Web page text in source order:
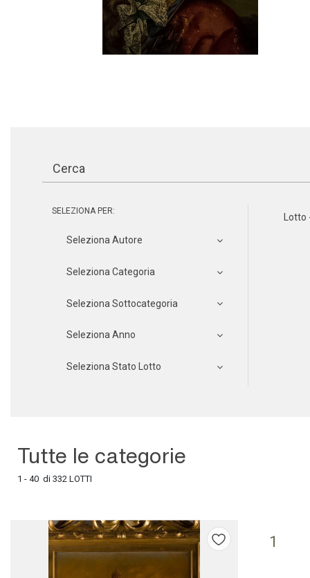
SELEZIONA PER:
Seleziona Autore
Seleziona Categoria
Seleziona Sottocategoria
Seleziona Anno
Seleziona Stato Lotto
Tutte le categorie
1 - 40 di 332 LOTTI
1